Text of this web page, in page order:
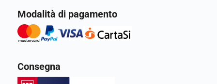
Modalità di pagamento
Consegna